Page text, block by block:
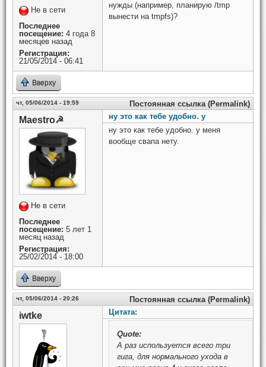
Не в сети
Последнее
посещение: 4 года 8
месяцев назад
Регистрация:
21/05/2014 - 06:41
нужды (например, планирую /tmp
вынести на tmpfs)?
Вверху
чт, 05/06/2014 - 19:59 Постоянная ссылка (Permalink)
Maestro☭
Не в сети
Последнее
посещение: 5 лет 1
месяц назад
Регистрация:
25/02/2014 - 18:00
ну это как тебе удобно. у
ну это как тебе удобно. у меня
вообще свапа нету.
Вверху
чт, 05/06/2014 - 20:26 Постоянная ссылка (Permalink)
iwtke Цитата:
Quote:
А раз используется всего три
гига, для нормального ухода в